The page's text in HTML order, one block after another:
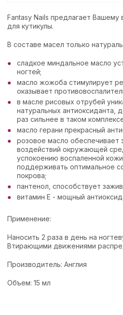
Fantasy Nails предлагает
для кутикулы.
В составе масел только
сладкое миндальное масло
ногтей;
масло жожоба стимулирует
оказывает
в масле рисовых отрубей
натуральных антиоксиданта,
раз сильнее в таком
масло герани прекрасный
розовое масло обеспечивает
воздействий окружающей
успокоению воспаленной
поддерживать оптимальное
покрова;
пантенол, способствует
витамин Е - мощный
Применение:
Наносить 2 раза в день на
Втирающими движениями
Производитель: Англия
Объем: 15 мл